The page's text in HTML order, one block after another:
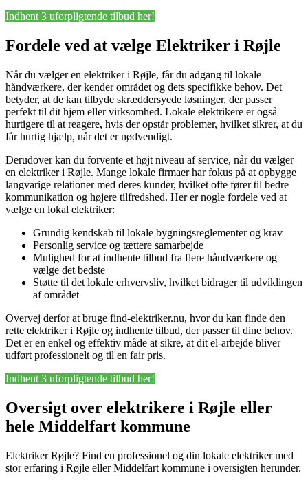
Indhent 3 uforpligtende tilbud her!
Fordele ved at vælge Elektriker i Røjle
Når du vælger en elektriker i Røjle, får du adgang til lokale
håndværkere, der kender området og dets specifikke behov. Det
betyder, at de kan tilbyde skræddersyede løsninger, der passer
perfekt til dit hjem eller virksomhed. Lokale elektrikere er også
hurtigere til at reagere, hvis der opstår problemer, hvilket sikrer, at du
får hurtig hjælp, når det er nødvendigt.
Derudover kan du forvente et højt niveau af service, når du vælger
en elektriker i Røjle. Mange lokale firmaer har fokus på at opbygge
langvarige relationer med deres kunder, hvilket ofte fører til bedre
kommunikation og højere tilfredshed. Her er nogle fordele ved at
vælge en lokal elektriker:
Grundig kendskab til lokale bygningsreglementer og krav
Personlig service og tættere samarbejde
Mulighed for at indhente tilbud fra flere håndværkere og
vælge det bedste
Støtte til det lokale erhvervsliv, hvilket bidrager til udviklingen
af området
Overvej derfor at bruge find-elektriker.nu, hvor du kan finde den
rette elektriker i Røjle og indhente tilbud, der passer til dine behov.
Det er en enkel og effektiv måde at sikre, at dit el-arbejde bliver
udført professionelt og til en fair pris.
Indhent 3 uforpligtende tilbud her!
Oversigt over elektrikere i Røjle eller
hele Middelfart kommune
Elektriker Røjle? Find en professionel og din lokale elektriker med
stor erfaring i Røjle eller Middelfart kommune i oversigten herunder.